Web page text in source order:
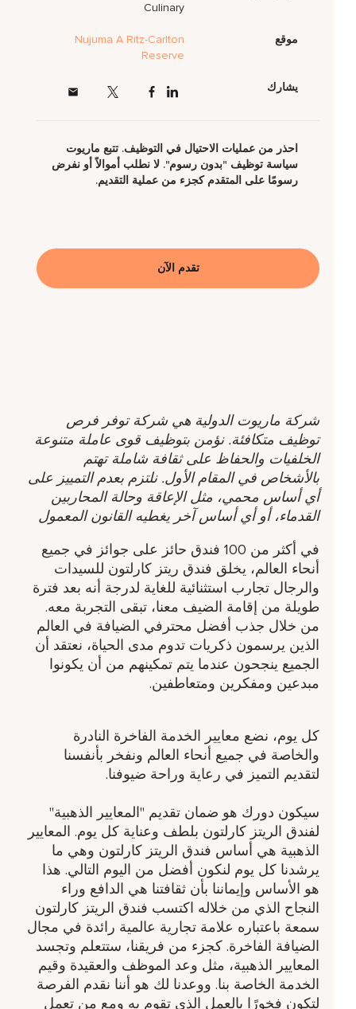
شركة ماريوت الدولية هي شركة توفر فرص
توظيف متكافئة. نؤمن بتوظيف قوى عاملة متنوعة
الخلفيات والحفاظ على ثقافة شاملة تهتم
بالأشخاص في المقام الأول. نلتزم بعدم التمييز على
أي أساس محمي، مثل الإعاقة وحالة المحاربين
القدماء، أو أي أساس آخر يغطيه القانون المعمول
في أكثر من 100 فندق حائز على جوائز في جميع
أنحاء العالم، يخلق فندق ريتز كارلتون للسيدات
والرجال تجارب استثنائية للغاية لدرجة أنه بعد فترة
طويلة من إقامة الضيف معنا، تبقى التجربة معه.
من خلال جذب أفضل محترفي الضيافة في العالم
الذين يرسمون ذكريات تدوم مدى الحياة، نعتقد أن
الجميع ينجحون عندما يتم تمكينهم من أن يكونوا
مبدعين ومفكرين ومتعاطفين.
كل يوم، نضع معايير الخدمة الفاخرة النادرة
والخاصة في جميع أنحاء العالم ونفخر بأنفسنا
لتقديم التميز في رعاية وراحة ضيوفنا.
سيكون دورك هو ضمان تقديم "المعايير الذهبية"
لفندق الريتز كارلتون بلطف وعناية كل يوم. المعايير
الذهبية هي أساس فندق الريتز كارلتون وهي ما
يرشدنا كل يوم لنكون أفضل من اليوم التالي. هذا
هو الأساس وإيماننا بأن ثقافتنا هي الدافع وراء
النجاح الذي من خلاله اكتسب فندق الريتز كارلتون
سمعة باعتباره علامة تجارية عالمية رائدة في مجال
الضيافة الفاخرة. كجزء من فريقنا، ستتعلم وتجسد
المعايير الذهبية، مثل وعد الموظف والعقيدة وقيم
الخدمة الخاصة بنا. ووعدنا لك هو أننا نقدم الفرصة
لتكون فخورًا بالعمل الذي تقوم به ومع من تعمل
Culinary
Nujuma A Ritz-Carlton
Reserve
يشارك
احذر من عمليات الاحتيال في التوظيف. تتبع ماريوت
سياسة توظيف "بدون رسوم". لا نطلب أموالاً أو نفرض
رسومًا على المتقدم كجزء من عملية التقديم.
تقدم الآن